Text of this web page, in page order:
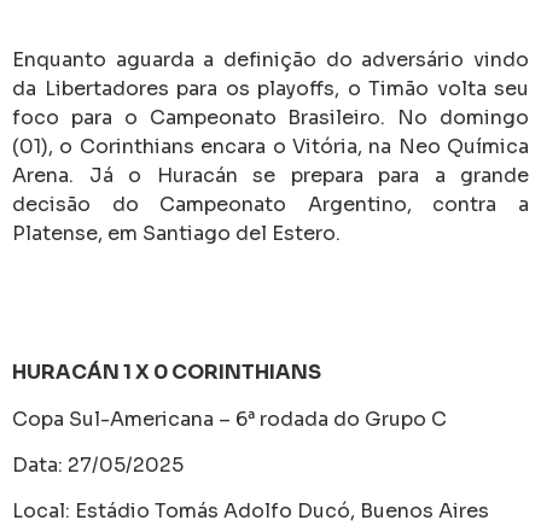
Enquanto aguarda a definição do adversário vindo
da Libertadores para os playoffs, o Timão volta seu
foco para o Campeonato Brasileiro. No domingo
(01), o Corinthians encara o Vitória, na Neo Química
Arena. Já o Huracán se prepara para a grande
decisão do Campeonato Argentino, contra a
Platense, em Santiago del Estero.
HURACÁN 1 X 0 CORINTHIANS
Copa Sul-Americana – 6ª rodada do Grupo C
Data: 27/05/2025
Local: Estádio Tomás Adolfo Ducó, Buenos Aires